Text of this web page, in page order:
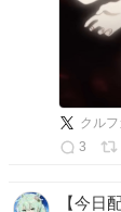
クルフ
3
【今日